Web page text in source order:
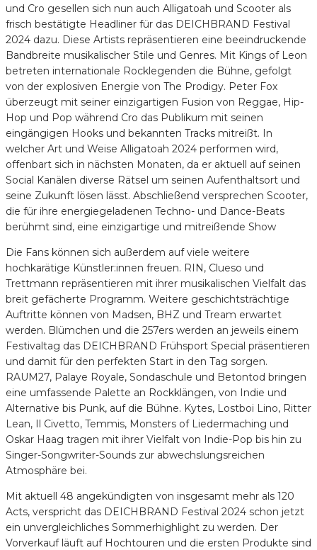
und Cro gesellen sich nun auch Alligatoah und Scooter als
frisch bestätigte Headliner für das DEICHBRAND Festival
2024 dazu. Diese Artists repräsentieren eine beeindruckende
Bandbreite musikalischer Stile und Genres. Mit Kings of Leon
betreten internationale Rocklegenden die Bühne, gefolgt
von der explosiven Energie von The Prodigy. Peter Fox
überzeugt mit seiner einzigartigen Fusion von Reggae, Hip-
Hop und Pop während Cro das Publikum mit seinen
eingängigen Hooks und bekannten Tracks mitreißt. In
welcher Art und Weise Alligatoah 2024 performen wird,
offenbart sich in nächsten Monaten, da er aktuell auf seinen
Social Kanälen diverse Rätsel um seinen Aufenthaltsort und
seine Zukunft lösen lässt. Abschließend versprechen Scooter,
die für ihre energiegeladenen Techno- und Dance-Beats
berühmt sind, eine einzigartige und mitreißende Show
Die Fans können sich außerdem auf viele weitere
hochkarätige Künstler:innen freuen. RIN, Clueso und
Trettmann repräsentieren mit ihrer musikalischen Vielfalt das
breit gefächerte Programm. Weitere geschichtsträchtige
Auftritte können von Madsen, BHZ und Tream erwartet
werden. Blümchen und die 257ers werden an jeweils einem
Festivaltag das DEICHBRAND Frühsport Special präsentieren
und damit für den perfekten Start in den Tag sorgen.
RAUM27, Palaye Royale, Sondaschule und Betontod bringen
eine umfassende Palette an Rockklängen, von Indie und
Alternative bis Punk, auf die Bühne. Kytes, Lostboi Lino, Ritter
Lean, Il Civetto, Temmis, Monsters of Liedermaching und
Oskar Haag tragen mit ihrer Vielfalt von Indie-Pop bis hin zu
Singer-Songwriter-Sounds zur abwechslungsreichen
Atmosphäre bei.
Mit aktuell 48 angekündigten von insgesamt mehr als 120
Acts, verspricht das DEICHBRAND Festival 2024 schon jetzt
ein unvergleichliches Sommerhighlight zu werden. Der
Vorverkauf läuft auf Hochtouren und die ersten Produkte sind